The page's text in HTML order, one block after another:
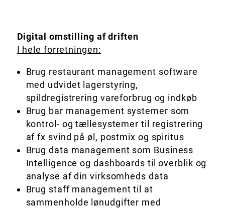
Digital omstilling af driften
I hele forretningen:
Brug restaurant management software
med udvidet lagerstyring,
spildregistrering vareforbrug og indkøb
Brug bar management systemer som
kontrol- og tællesystemer til registrering
af fx svind på øl, postmix og spiritus
Brug data management som Business
Intelligence og dashboards til overblik og
analyse af din virksomheds data
Brug staff management til at
sammenholde lønudgifter med